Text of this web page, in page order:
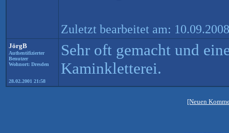
Zuletzt bearbeitet am:
JörgB
Authentifizierter
Benutzer
Wohnort: Dresden
28.02.2001 21:58
Sehr oft gemacht und
Kaminkletterei.
[Neuen